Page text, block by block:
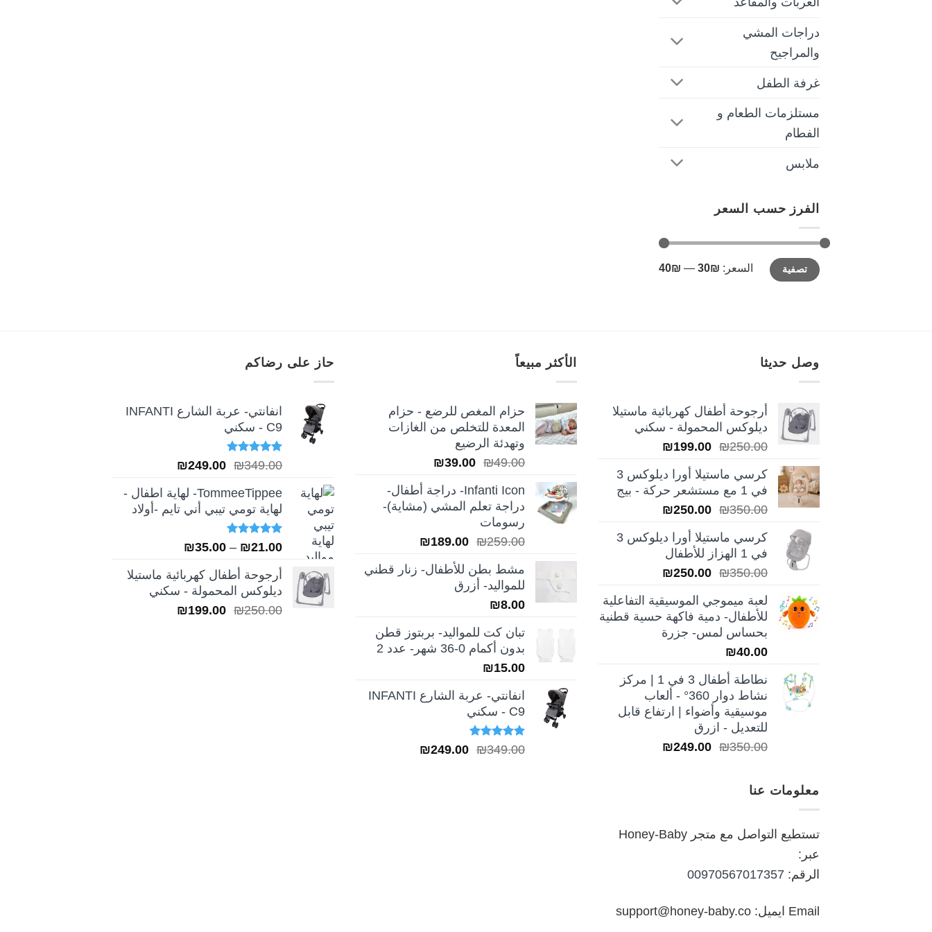
دراجات المشي
والمراجيح
غرفة الطفل
مستلزمات الطعام و
الفطام
ملابس
الفرز حسب السعر
أدنى
سعر
أعلى
سعرتصفية السعر: ₪30
—
₪40
وصل حديثا
أرجوحة أطفال كهربائية ماستيلا
ديلوكس المحمولة - سكني
₪250.00
السعر
هو:
₪250.00.
₪199.00
السعر
هو:
₪199.00.
كرسي ماستيلا أورا ديلوكس 3
في 1 مع مستشعر حركة - بيج
₪350.00
السعر
هو:
₪350.00.
₪250.00
السعر
هو:
كرسي ماستيلا أورا ديلوكس 3
في 1 الهزاز للأطفال
₪350.00
السعر
هو:
₪350.00.
₪250.00
السعر
هو:
₪250.00.
لعبة ميموجي الموسيقية التفاعلية
للأطفال- دمية فاكهة حسية قطنية
بحساس لمس- جزرة
₪40.00
نطاطة أطفال 3 في 1 | مركز
نشاط دوار 360° - ألعاب
موسيقية وأضواء | ارتفاع قابل
للتعديل - ازرق
₪350.00
السعر ₪249.00
السعر
الأكثر مبيعاً
حزام المغص للرضع - حزام
المعدة للتخلص من الغازات
وتهدئة الرضيع
₪49.00
السعر
هو:
₪49.00.
₪39.00
السعر
هو:
₪39.00.
Infanti Icon- دراجة أطفال-
دراجة تعلم المشي (مشاية)-
رسومات
₪259.00
السعر
هو:
₪259.00.
₪189.00
السعر
هو:
مشط بطن للأطفال- زنار قطني
للمواليد- أزرق
₪8.00
تبان كت للمواليد- بربتوز قطن
بدون أكمام 0-36 شهر- عدد 2
₪15.00
انفانتي- عربة الشارع INFANTI
C9 - سكني
تم التقييم
5.00 من 5
₪349.00
السعر ₪249.00
السعر
حاز على رضاكم
انفانتي- عربة الشارع INFANTI
C9 - سكني
تم التقييم
5.00 من 5
₪349.00
السعر
هو:
₪349.00.
₪249.00
السعر
هو:
₪249.00.
TommeeTippee- لهاية اطفال -
لهاية تومي تيبي أني تايم -أولاد
تم التقييم
5.00من 5
₪21.00
–
₪35.00
من
خلال
أرجوحة أطفال كهربائية ماستيلا
ديلوكس المحمولة - سكني
₪250.00
السعر ₪199.00
السعر
معلومات عنا
تستطيع التواصل مع متجر Honey-Baby
عبر:
الرقم: 00970567017357
Email ايميل: support@honey-baby.co